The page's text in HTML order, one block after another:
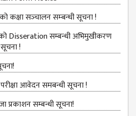
कक्षा सञ्‍चालन सम्‍बन्‍धी सूचना !
Disseration सम्बन्धी अभिमुखीकरण
सूचना !
आवेदन समबन्धी सूचना !
प्रकाशन सम्बन्धी सूचना!